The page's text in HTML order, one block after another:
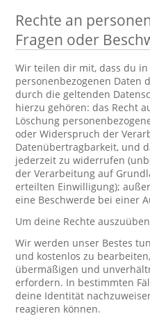
Rechte an
Fragen oder
Wir teilen dir mit, dass du in
personenbezogenen Daten
durch die geltenden
hierzu gehören: das Recht
Löschung
oder Widerspruch der
Datenübertragbarkeit, und
jederzeit zu widerrufen
der Verarbeitung auf
erteilten Einwilligung);
eine Beschwerde bei einer
Um deine Rechte
Wir werden unser Bestes
und kostenlos zu
übermäßigen und
erfordern. In bestimmten
deine Identität
reagieren können.